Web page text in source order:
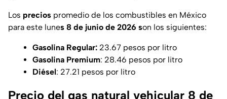
Los precios promedio de los combustibles en México
para este lunes 8 de junio de 2026 son los siguientes:
Gasolina Regular: 23.67 pesos por litro
Gasolina Premium: 28.46 pesos por litro
Diésel: 27.21 pesos por litro
Precio del gas natural vehicular 8 de